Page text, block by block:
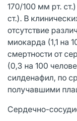
170/100 мм рт.
ст.). В
отсутствие
миокарда (1,1 на
смертности от
(0,3 на 100
силденафил, по
получавшими
Сердечно-